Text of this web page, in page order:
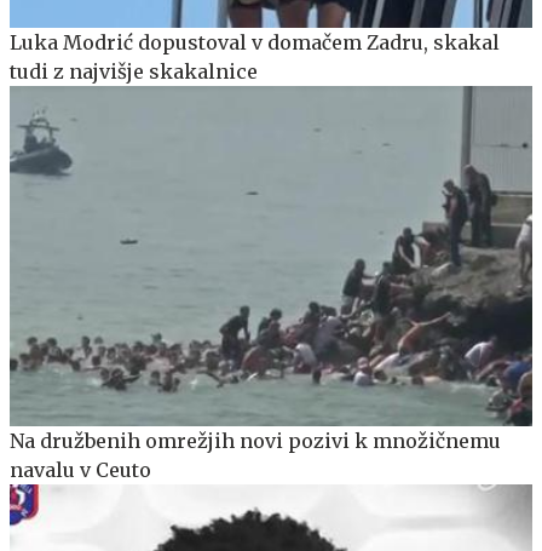
Luka Modrić dopustoval v domačem Zadru, skakal
tudi z najvišje skakalnice
Na družbenih omrežjih novi pozivi k množičnemu
navalu v Ceuto